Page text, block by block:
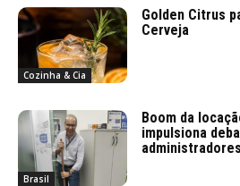
Cozinha & Cia
Golden Citrus
Cerveja
Brasil
Boom da
impulsiona